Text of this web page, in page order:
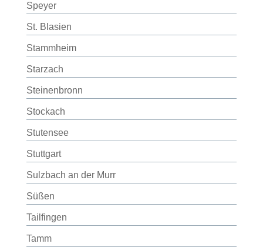
Speyer
St. Blasien
Stammheim
Starzach
Steinenbronn
Stockach
Stutensee
Stuttgart
Sulzbach an der Murr
Süßen
Tailfingen
Tamm